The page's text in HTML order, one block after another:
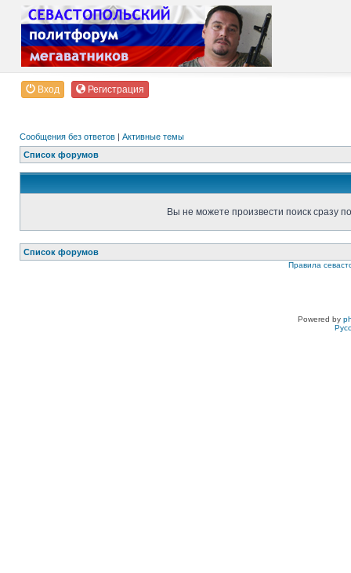
Вход Регистрация
Сообщения без ответов | Активные темы
Список форумов
Вы не можете произвести поиск сразу
Список форумов
Правила
Powered by